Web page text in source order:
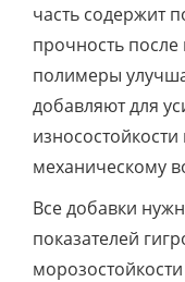
часть содержит
прочность
полимеры
добавляют для
механическому
Все добавки
показателей